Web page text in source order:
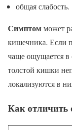
общая слабость.
Симптомможет
кишечника. Если
чаще ощущается в
толстой кишки
локализуются в
Как отличить